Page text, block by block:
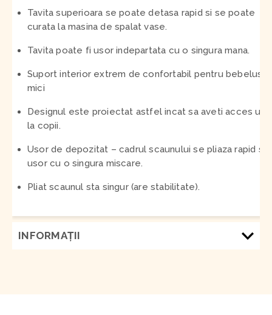
Tavita superioara se poate detasa rapid si se poate
curata la masina de spalat vase.
Tavita poate fi usor indepartata cu o singura mana.
Suport interior extrem de confortabil pentru bebelusii
mici
Designul este proiectat astfel incat sa aveti acces
la copii.
Usor de depozitat – cadrul scaunului se pliaza rapid si
usor cu o singura miscare.
Pliat scaunul sta singur (are stabilitate).
INFORMAŢII